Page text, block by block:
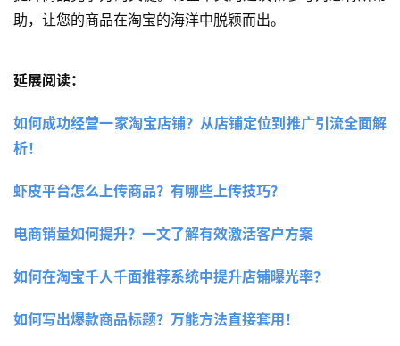
助，让您的商品在淘宝的海洋中脱颖而出。
延展阅读：
如何成功经营一家淘宝店铺？从店铺定位到推广引流全面解
析！
虾皮平台怎么上传商品？有哪些上传技巧？
电商销量如何提升？一文了解有效激活客户方案
如何在淘宝千人千面推荐系统中提升店铺曝光率？
如何写出爆款商品标题？万能方法直接套用！